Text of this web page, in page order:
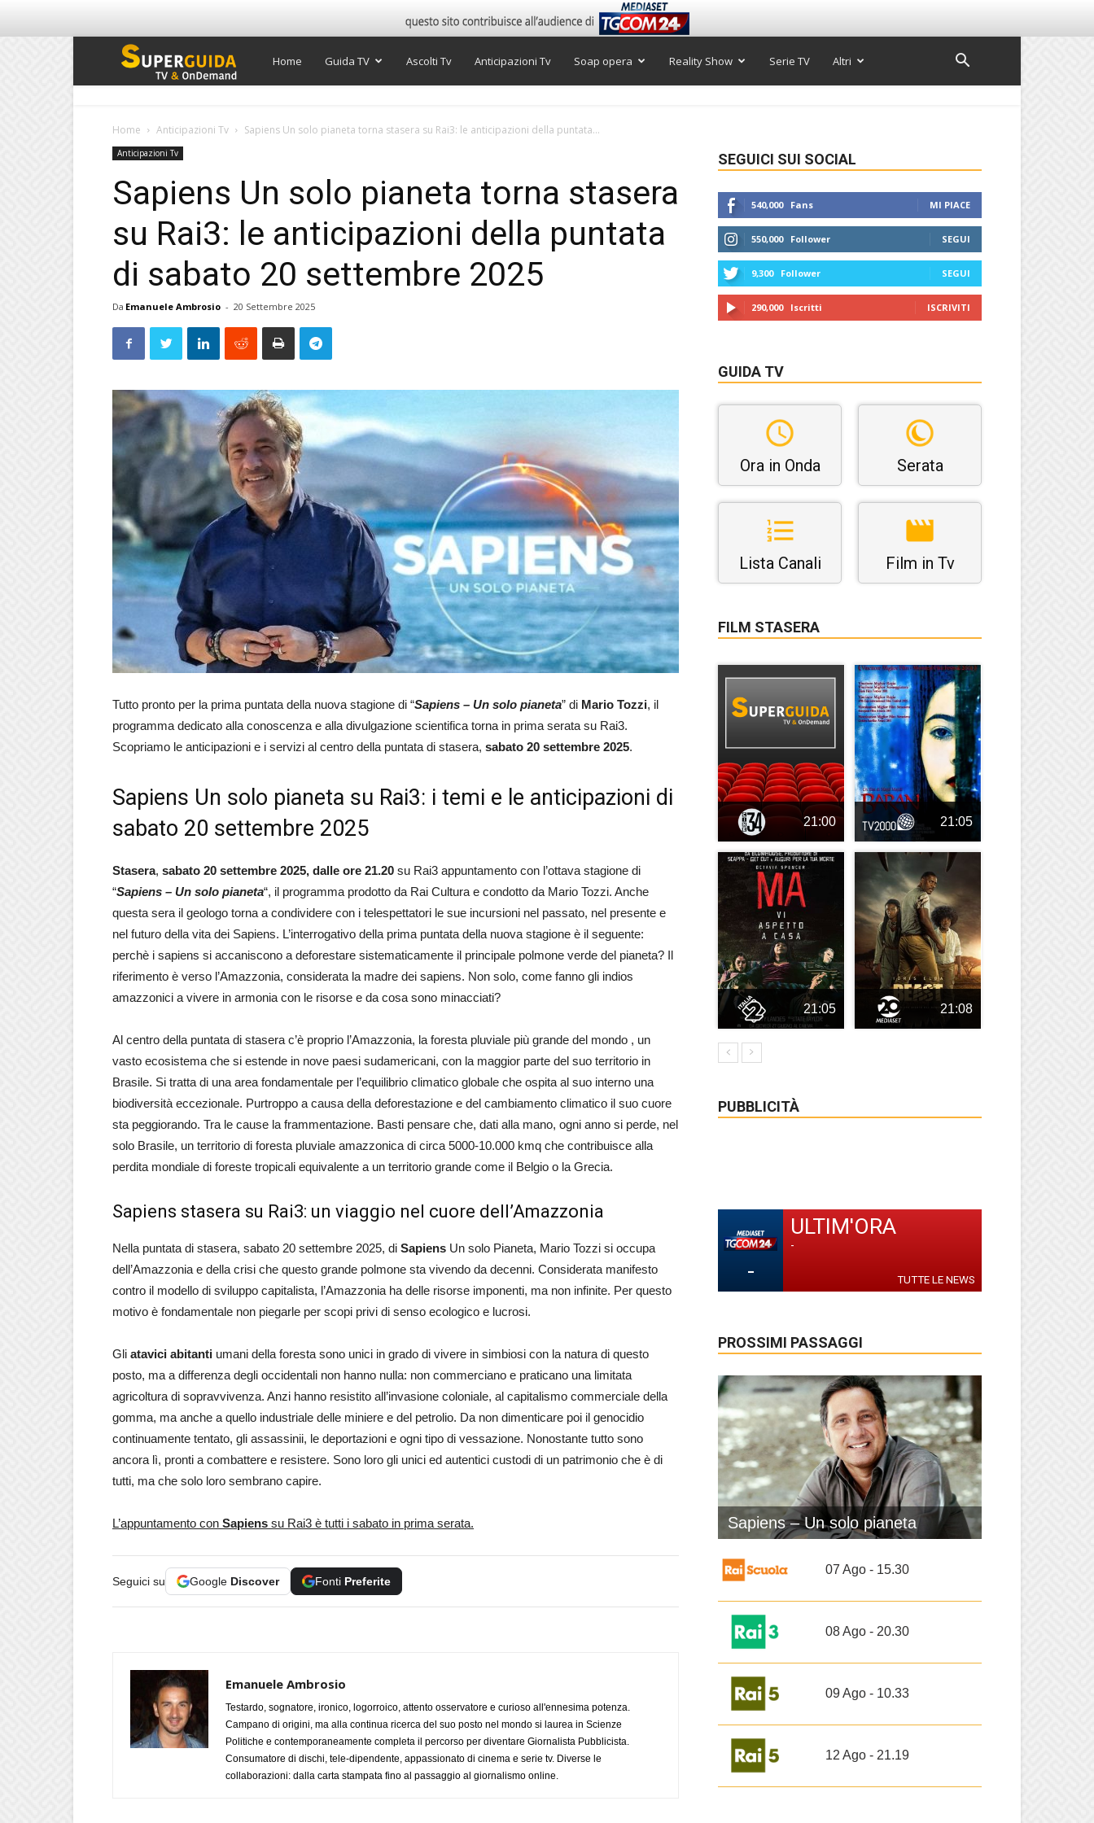
Super
Home Guida TV Ascolti Tv Anticipazioni Tv Soap opera Reality Show Serie TV Altri
Home Anticipazioni Tv Sapiens Un solo pianeta torna stasera su Rai3: le anticipazioni della puntata...
Anticipazioni Tv
Sapiens Un solo pianeta torna stasera
su Rai3: le anticipazioni della puntata
di sabato 20 settembre 2025
Da Emanuele Ambrosio - 20 Settembre 2025
Tutto pronto per la prima puntata della nuova stagione di “Sapiens – Un solo pianeta” di Mario Tozzi, il
programma dedicato alla conoscenza e alla divulgazione scientifica torna in prima serata su Rai3.
Scopriamo le anticipazioni e i servizi al centro della puntata di stasera, sabato 20 settembre 2025.
Sapiens Un solo pianeta su Rai3: i temi e le anticipazioni di
sabato 20 settembre 2025
Stasera, sabato 20 settembre 2025, dalle ore 21.20 su Rai3 appuntamento con l’ottava stagione di
“Sapiens – Un solo pianeta“, il programma prodotto da Rai Cultura e condotto da Mario Tozzi. Anche
questa sera il geologo torna a condividere con i telespettatori le sue incursioni nel passato, nel presente e
nel futuro della vita dei Sapiens. L’interrogativo della prima puntata della nuova stagione è il seguente:
perchè i sapiens si accaniscono a deforestare sistematicamente il principale polmone verde del pianeta? Il
riferimento è verso l’Amazzonia, considerata la madre dei sapiens. Non solo, come fanno gli indios
amazzonici a vivere in armonia con le risorse e da cosa sono minacciati?
Al centro della puntata di stasera c’è proprio l’Amazzonia, la foresta pluviale più grande del mondo , un
vasto ecosistema che si estende in nove paesi sudamericani, con la maggior parte del suo territorio in
Brasile. Si tratta di una area fondamentale per l’equilibrio climatico globale che ospita al suo interno una
biodiversità eccezionale. Purtroppo a causa della deforestazione e del cambiamento climatico il suo cuore
sta peggiorando. Tra le cause la frammentazione. Basti pensare che, dati alla mano, ogni anno si perde, nel
solo Brasile, un territorio di foresta pluviale amazzonica di circa 5000-10.000 kmq che contribuisce alla
perdita mondiale di foreste tropicali equivalente a un territorio grande come il Belgio o la Grecia.
Sapiens stasera su Rai3: un viaggio nel cuore dell’Amazzonia
Nella puntata di stasera, sabato 20 settembre 2025, di Sapiens Un solo Pianeta, Mario Tozzi si occupa
dell’Amazzonia e della crisi che questo grande polmone sta vivendo da decenni. Considerata manifesto
contro il modello di sviluppo capitalista, l’Amazzonia ha delle risorse imponenti, ma non infinite. Per questo
motivo è fondamentale non piegarle per scopi privi di senso ecologico e lucrosi.
Gli atavici abitanti umani della foresta sono unici in grado di vivere in simbiosi con la natura di questo
posto, ma a differenza degli occidentali non hanno nulla: non commerciano e praticano una limitata
agricoltura di sopravvivenza. Anzi hanno resistito all’invasione coloniale, al capitalismo commerciale della
gomma, ma anche a quello industriale delle miniere e del petrolio. Da non dimenticare poi il genocidio
continuamente tentato, gli assassinii, le deportazioni e ogni tipo di vessazione. Nonostante tutto sono
ancora lì, pronti a combattere e resistere. Sono loro gli unici ed autentici custodi di un patrimonio che è di
tutti, ma che solo loro sembrano capire.
L’appuntamento con Sapiens su Rai3 è tutti i sabato in prima serata.
Seguici su Google Discover Fonti Preferite
Emanuele Ambrosio
Testardo, sognatore, ironico, logorroico, attento osservatore e curioso all'ennesima potenza.
Campano di origini, ma alla continua ricerca del suo posto nel mondo si laurea in Scienze
Politiche e contemporaneamente completa il percorso per diventare Giornalista Pubblicista.
Consumatore di dischi, tele-dipendente, appassionato di cinema e serie tv. Diverse le
collaborazioni: dalla carta stampata fino al passaggio al giornalismo online.
SEGUICI SUI SOCIAL
540,000 Fans MI PIACE
550,000 Follower SEGUI
9,300 Follower SEGUI
290,000 Iscritti ISCRIVITI
GUIDA TV
Ora in Onda Serata
Lista Canali Film in Tv
FILM STASERA
21:00 21:05
21:05 21:08
PUBBLICITÀ
-
ULTIM'ORA
-
TUTTE LE NEWS
PROSSIMI PASSAGGI
Sapiens – Un solo pianeta
07 Ago - 15.30
08 Ago - 20.30
09 Ago - 10.33
12 Ago - 21.19